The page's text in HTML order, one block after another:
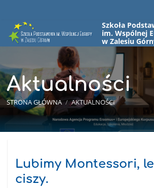
Szkoła
im. Wspólnej
w Zalesiu
Aktualności
STRONA GŁÓWNA / AKTUALNOŚCI
Lubimy Montessori,
ciszy.